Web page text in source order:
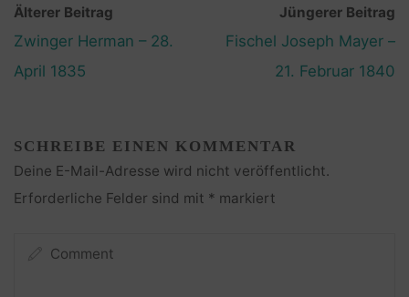
Älterer Beitrag
Zwinger Herman – 28.
April 1835
Jüngerer Beitrag
Fischel Joseph Mayer –
21. Februar 1840
SCHREIBE EINEN KOMMENTAR
Deine E-Mail-Adresse wird nicht veröffentlicht.
Erforderliche Felder sind mit * markiert